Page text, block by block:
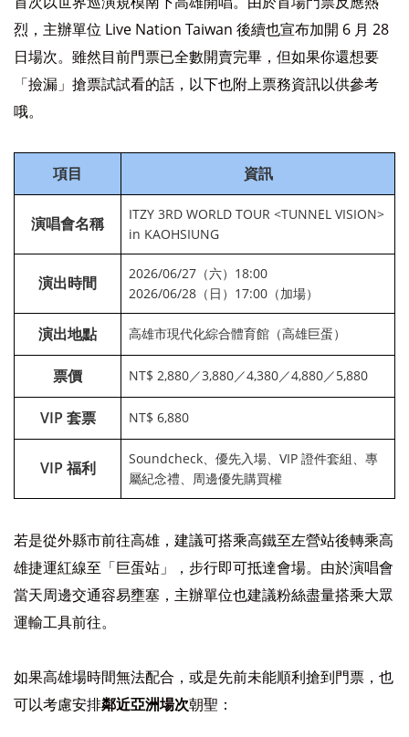
烈，主辦單位 Live Nation Taiwan 後續也宣布加開 6 月 28
日場次。雖然目前門票已全數開賣完畢，但如果你還想要
「撿漏」搶票試試看的話，以下也附上票務資訊以供參考
哦。
項目 資訊
演唱會名稱
ITZY 3RD WORLD TOUR <TUNNEL VISION>
in KAOHSIUNG
演出時間
2026/06/27（六）18:00
2026/06/28（日）17:00（加場）
演出地點 高雄市現代化綜合體育館（高雄巨蛋）
票價 NT$ 2,880／3,880／4,380／4,880／5,880
VIP 套票 NT$ 6,880
VIP 福利
Soundcheck、優先入場、VIP 證件套組、專
屬紀念禮、周邊優先購買權
若是從外縣市前往高雄，建議可搭乘高鐵至左營站後轉乘高
雄捷運紅線至「巨蛋站」，步行即可抵達會場。由於演唱會
當天周邊交通容易壅塞，主辦單位也建議粉絲盡量搭乘大眾
運輸工具前往。
如果高雄場時間無法配合，或是先前未能順利搶到門票，也
可以考慮安排鄰近亞洲場次朝聖：